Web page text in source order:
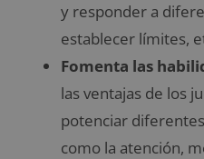
y responder a
establecer límites,
Fomenta las
las ventajas de los
potenciar
como la atención,